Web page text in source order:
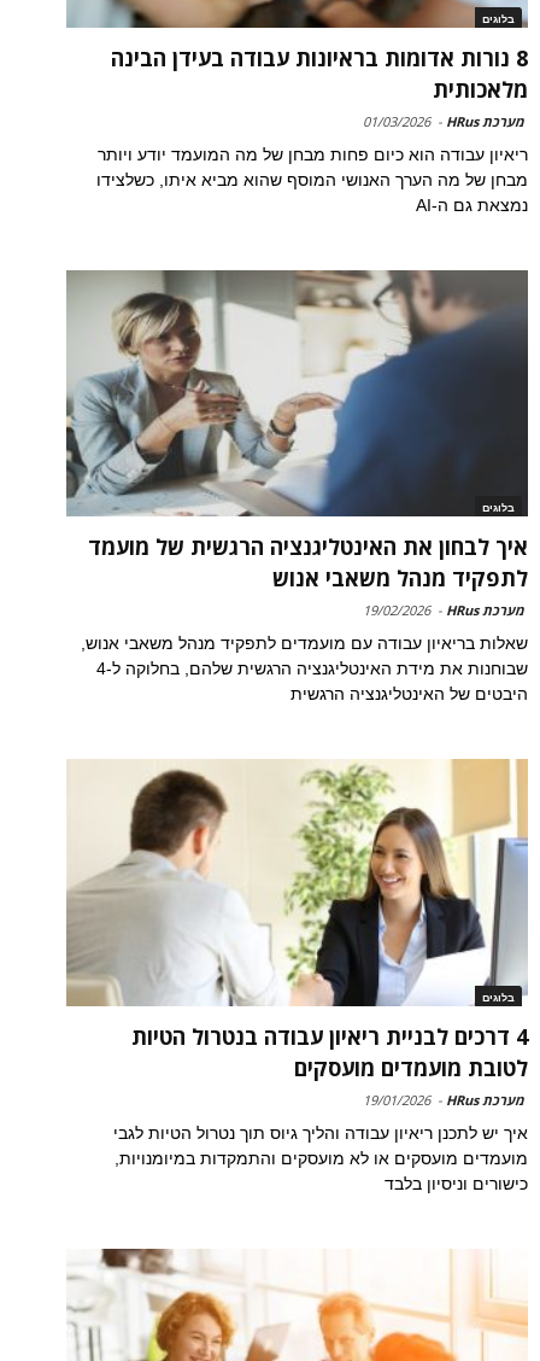
בלוגים
8 נורות אדומות בראיונות עבודה בעידן הבינה
מלאכותית
מערכת HRus -
01/03/2026
ריאיון עבודה הוא כיום פחות מבחן של מה המועמד יודע ויותר
מבחן של מה הערך האנושי המוסף שהוא מביא איתו, כשלצידו
נמצאת גם ה-AI
בלוגים
איך לבחון את האינטליגנציה הרגשית של מועמד
לתפקיד מנהל משאבי אנוש
מערכת HRus -
19/02/2026
שאלות בריאיון עבודה עם מועמדים לתפקיד מנהל משאבי אנוש,
שבוחנות את מידת האינטליגנציה הרגשית שלהם, בחלוקה ל-4
היבטים של האינטליגנציה הרגשית
בלוגים
4 דרכים לבניית ריאיון עבודה בנטרול הטיות
לטובת מועמדים מועסקים
מערכת HRus -
19/01/2026
איך יש לתכנן ריאיון עבודה והליך גיוס תוך נטרול הטיות לגבי
מועמדים מועסקים או לא מועסקים והתמקדות במיומנויות,
כישורים וניסיון בלבד